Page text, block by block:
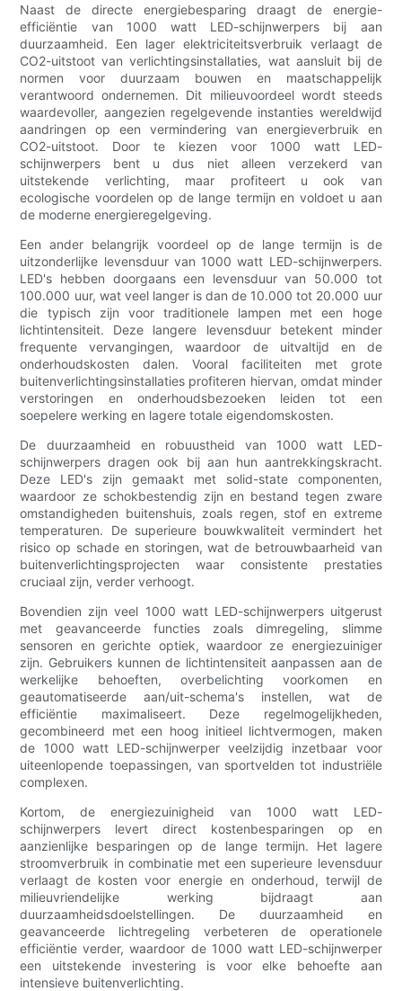
Naast de directe energiebesparing draagt ​​de energie-
efficiëntie van 1000 watt LED-schijnwerpers bij aan
duurzaamheid. Een lager elektriciteitsverbruik verlaagt de
CO2-uitstoot van verlichtingsinstallaties, wat aansluit bij de
normen voor duurzaam bouwen en maatschappelijk
verantwoord ondernemen. Dit milieuvoordeel wordt steeds
waardevoller, aangezien regelgevende instanties wereldwijd
aandringen op een vermindering van energieverbruik en
CO2-uitstoot. Door te kiezen voor 1000 watt LED-
schijnwerpers bent u dus niet alleen verzekerd van
uitstekende verlichting, maar profiteert u ook van
ecologische voordelen op de lange termijn en voldoet u aan
de moderne energieregelgeving.
Een ander belangrijk voordeel op de lange termijn is de
uitzonderlijke levensduur van 1000 watt LED-schijnwerpers.
LED's hebben doorgaans een levensduur van 50.000 tot
100.000 uur, wat veel langer is dan de 10.000 tot 20.000 uur
die typisch zijn voor traditionele lampen met een hoge
lichtintensiteit. Deze langere levensduur betekent minder
frequente vervangingen, waardoor de uitvaltijd en de
onderhoudskosten dalen. Vooral faciliteiten met grote
buitenverlichtingsinstallaties profiteren hiervan, omdat minder
verstoringen en onderhoudsbezoeken leiden tot een
soepelere werking en lagere totale eigendomskosten.
De duurzaamheid en robuustheid van 1000 watt LED-
schijnwerpers dragen ook bij aan hun aantrekkingskracht.
Deze LED's zijn gemaakt met solid-state componenten,
waardoor ze schokbestendig zijn en bestand tegen zware
omstandigheden buitenshuis, zoals regen, stof en extreme
temperaturen. De superieure bouwkwaliteit vermindert het
risico op schade en storingen, wat de betrouwbaarheid van
buitenverlichtingsprojecten waar consistente prestaties
cruciaal zijn, verder verhoogt.
Bovendien zijn veel 1000 watt LED-schijnwerpers uitgerust
met geavanceerde functies zoals dimregeling, slimme
sensoren en gerichte optiek, waardoor ze energiezuiniger
zijn. Gebruikers kunnen de lichtintensiteit aanpassen aan de
werkelijke behoeften, overbelichting voorkomen en
geautomatiseerde aan/uit-schema's instellen, wat de
efficiëntie maximaliseert. Deze regelmogelijkheden,
gecombineerd met een hoog initieel lichtvermogen, maken
de 1000 watt LED-schijnwerper veelzijdig inzetbaar voor
uiteenlopende toepassingen, van sportvelden tot industriële
complexen.
Kortom, de energiezuinigheid van 1000 watt LED-
schijnwerpers levert direct kostenbesparingen op en
aanzienlijke besparingen op de lange termijn. Het lagere
stroomverbruik in combinatie met een superieure levensduur
verlaagt de kosten voor energie en onderhoud, terwijl de
milieuvriendelijke werking bijdraagt ​​aan
duurzaamheidsdoelstellingen. De duurzaamheid en
geavanceerde lichtregeling verbeteren de operationele
efficiëntie verder, waardoor de 1000 watt LED-schijnwerper
een uitstekende investering is voor elke behoefte aan
intensieve buitenverlichting.